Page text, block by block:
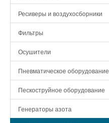
Ресиверы и воздухосборники
Фильтры
Осушители
Пневматическое оборудование
Пескоструйное оборудование
Генераторы азота